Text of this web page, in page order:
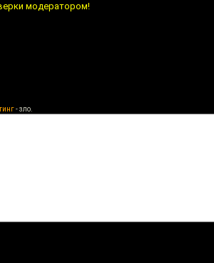
модератором!
- зло.